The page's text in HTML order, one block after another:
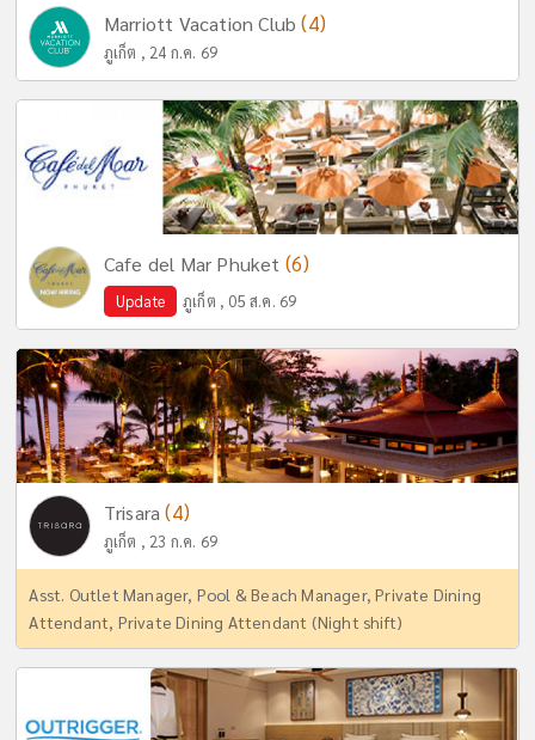
Marriott Vacation Club(4)
ภูเก็ต , 24 ก.ค. 69
Cafe del Mar Phuket (6)
Update ภูเก็ต , 05 ส.ค. 69
Trisara(4)
ภูเก็ต , 23 ก.ค. 69
Asst. Outlet Manager, Pool & Beach Manager, Private Dining
Attendant, Private Dining Attendant (Night shift)